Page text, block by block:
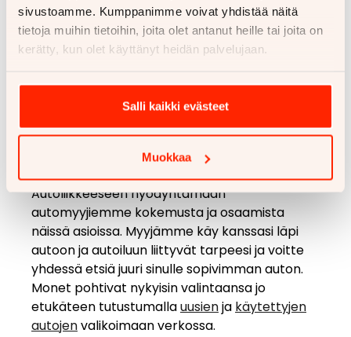
sivustoamme. Kumppanimme voivat yhdistää näitä
tietoja muihin tietoihin, joita olet antanut heille tai joita on
kerätty, kun olet käyttänyt heidän palvelujaan.
Salli kaikki evästeet
Muokkaa
Jälleenmyyntiarvon selvittäminenauttaa
tekemään järkevän päätöksen. Jotkut
paremmin kuin toiset. Tämä vaikuttaa auton
kokonaiskustannuksiin omistusaikana.
Voit valmistautua autokauppaan miettimällä
etukäteen budjettisi, tarpeesi ja kysymykset
myyjälle. Voit myös tulla meille Rinta-Joupin
Autoliikkeeseen hyödyntämään
automyyjiemme kokemusta ja osaamista
näissä asioissa. Myyjämme käy kanssasi läpi
autoon ja autoiluun liittyvät tarpeesi ja voitte
yhdessä etsiä juuri sinulle sopivimman auton.
Monet pohtivat nykyisin valintaansa jo
etukäteen tutustumallauusienja käytettyjen
autojenvalikoimaan verkossa.